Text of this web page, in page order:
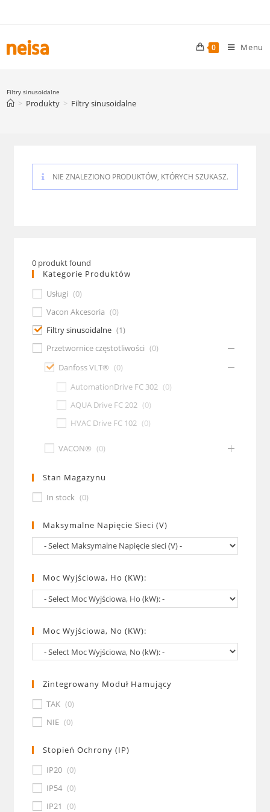
content
0 Menu
Filtry sinusoidalne
> Produkty > Filtry sinusoidalne
NIE ZNALEZIONO PRODUKTÓW, KTÓRYCH SZUKASZ.
0 produkt found
Kategorie Produktów
Usługi (0)
Vacon Akcesoria (0)
Filtry sinusoidalne (1)
Przetwornice częstotliwości (0)
Danfoss VLT® (0)
AutomationDrive FC 302 (0)
AQUA Drive FC 202 (0)
HVAC Drive FC 102 (0)
VACON® (0)
Stan Magazynu
In stock (0)
Maksymalne Napięcie Sieci (V)
Moc Wyjściowa, Ho (kW):
Moc Wyjściowa, No (kW):
Zintegrowany Moduł Hamujący
TAK (0)
NIE (0)
Stopień Ochrony (IP)
IP20 (0)
IP54 (0)
IP21 (0)